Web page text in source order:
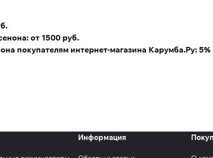
: от 1500 руб.
покупателям интернет-магазина Карумба.Ру: 5%
Информация